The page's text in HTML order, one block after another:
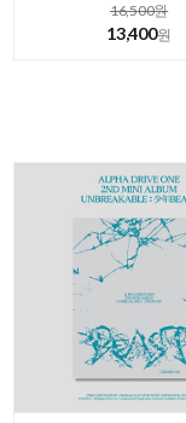
16,500원
13,400원